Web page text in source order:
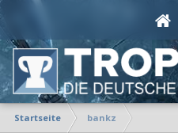
Startseite bankz